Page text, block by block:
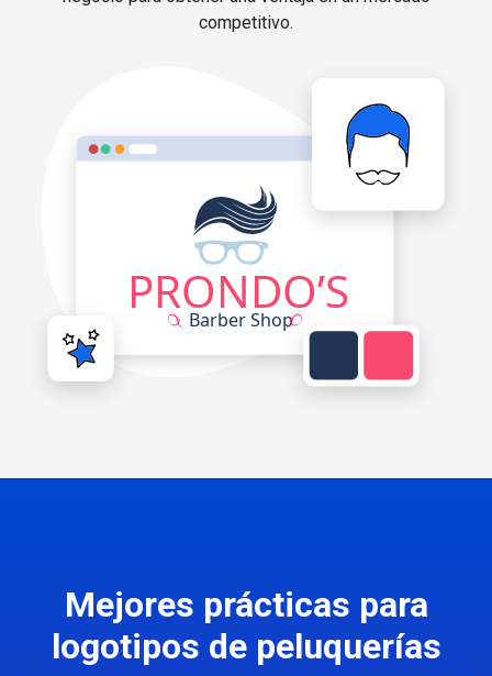
competitivo.
Mejores prácticas para
logotipos de peluquerías